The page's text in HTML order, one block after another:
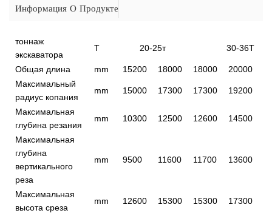
Информация О Продукте
тоннаж
экскаватора
T 20-25т 30-36Т
Общая длина mm 15200 18000 18000 20000
Максимальный
радиус копания
mm 15000 17300 17300 19200
Максимальная
глубина резания
mm 10300 12500 12600 14500
Максимальная
глубина
вертикального
реза
mm 9500 11600 11700 13600
Максимальная
высота среза
mm 12600 15300 15300 17300